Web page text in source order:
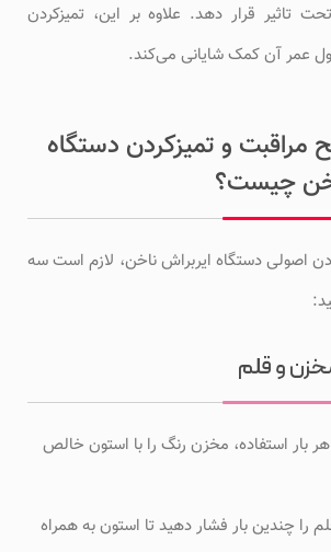
تاثیر قرار دهد. علاوه بر این، تمیزکردن
عمر آن کمک شایانی می‌کند.
و تمیزکردن دستگاه
چیست؟
اصولی دستگاه ایربراش ناخن، لازم است سه
بار استفاده، مخزن رنگ را با استون خالص
را چندین بار فشار دهید تا استون به همراه